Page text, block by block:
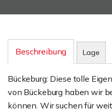
Beschreibung Lage
Bückeburg: Diese tolle
von Bückeburg haben wir
können. Wir suchen für